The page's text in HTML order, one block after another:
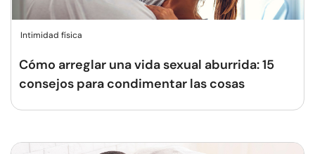
Intimidad física
Cómo arreglar una vida sexual aburrida: 15
consejos para condimentar las cosas